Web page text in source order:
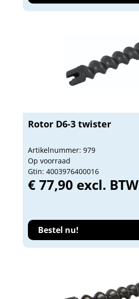
Rotor D6-3 twister
Artikelnummer: 979
Op voorraad
Gtin: 4003976400016
€ 77,90 excl. BTW
Bestel nu!